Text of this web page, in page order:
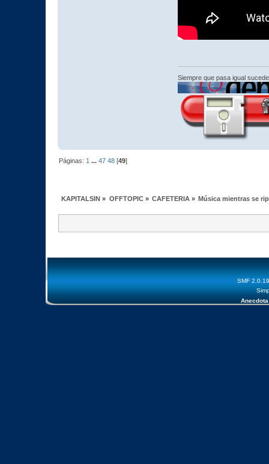
Siempre que pasa igual
Páginas: 1 ...47 48 [49]
KAPITALSIN » OFFTOPIC» CAFETERIA» Música mientras se
SMF 2.0.19
Anecdota